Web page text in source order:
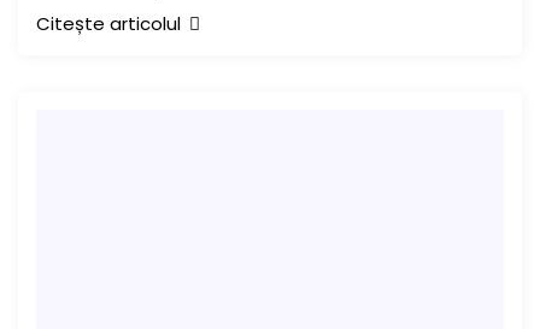
Citește articolul